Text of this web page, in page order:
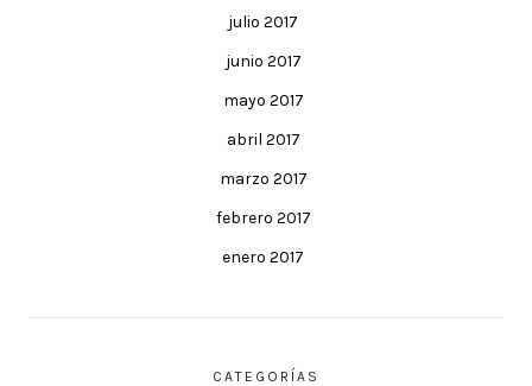
julio 2017
junio 2017
mayo 2017
abril 2017
marzo 2017
febrero 2017
enero 2017
CATEGORÍAS